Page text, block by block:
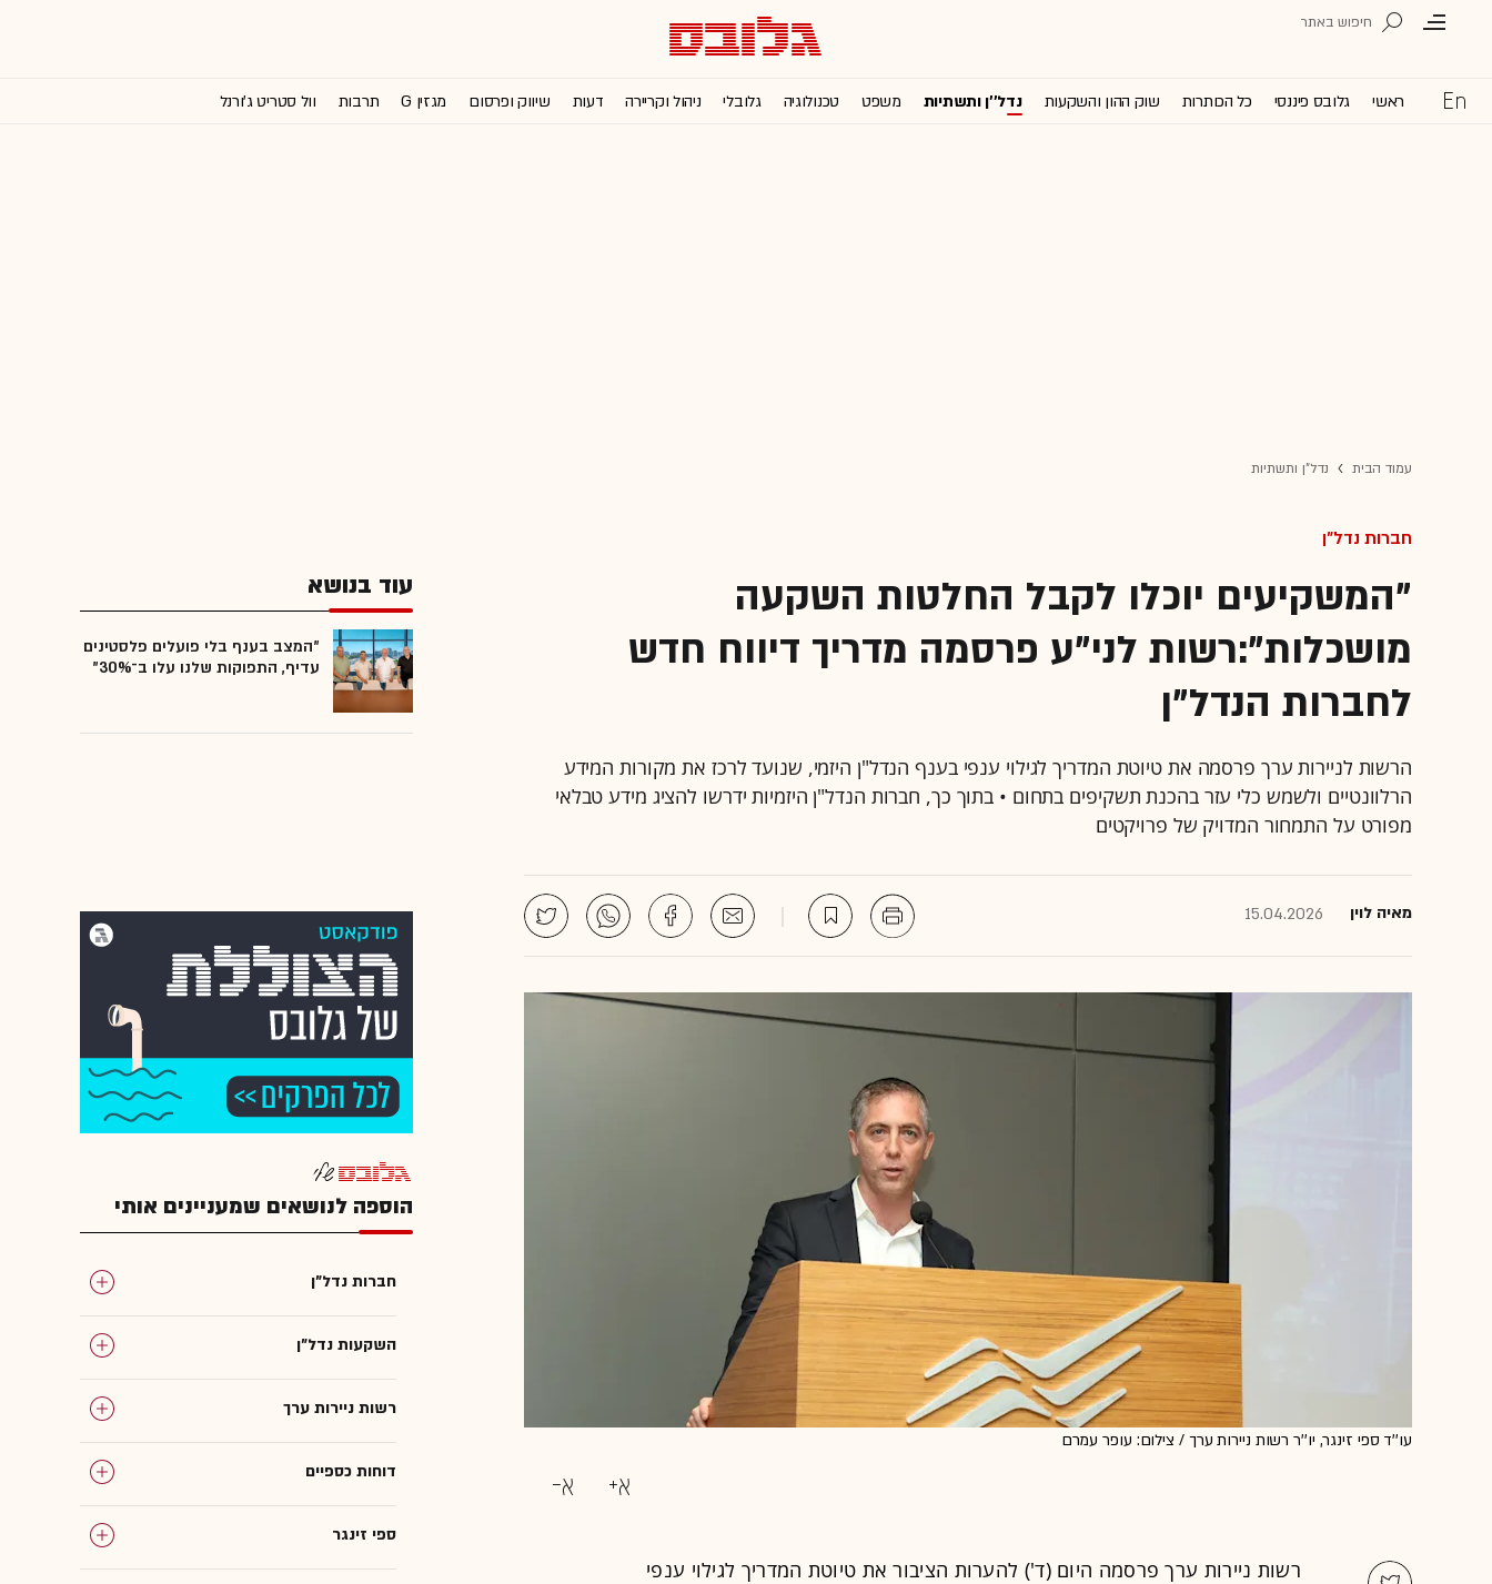
ראשי גלובס פיננסי כל הכותרות שוק ההון והשקעות נדל''ן ותשתיות משפט טכנולוגיה גלובלי ניהול וקריירה דעות שיווק ופרסום מגזין G תרבות וול סטריט ג'ורנל
עמוד הבית נדל"ן ותשתיות
חברות נדל"ן
"המשקיעים יוכלו לקבל החלטות השקעה
מושכלות":רשות לני"ע פרסמה מדריך דיווח חדש
לחברות הנדל"ן
הרשות לניירות ערך פרסמה את טיוטת המדריך לגילוי ענפי בענף הנדל"ן היזמי, שנועד לרכז את מקורות המידע
הרלוונטיים ולשמש כלי עזר בהכנת תשקיפים בתחום • בתוך כך, חברות הנדל"ן היזמיות ידרשו להציג מידע טבלאי
מפורט על התמחור המדויק של פרויקטים
מאיה לוין 15.04.2026
עו''ד ספי זינגר, יו''ר רשות ניירות ערך / צילום: עופר עמרם
רשות ניירות ערך פרסמה היום (ד') להערות הציבור את טיוטת המדריך לגילוי ענפי
עוד בנושא
"המצב בענף בלי פועלים פלסטינים
עדיף, התפוקות שלנו עלו ב־30%"
הוספה לנושאים שמעניינים אותי
חברות נדל"ן
השקעות נדל"ן
רשות ניירות ערך
דוחות כספיים
ספי זינגר